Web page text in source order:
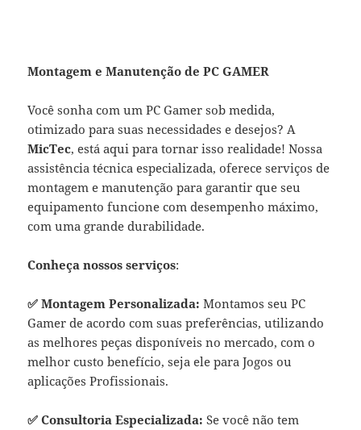
Montagem e Manutenção de PC GAMER
Você sonha com um PC Gamer sob medida,
otimizado para suas necessidades e desejos? A
MicTec, está aqui para tornar isso realidade! Nossa
assistência técnica especializada, oferece serviços de
montagem e manutenção para garantir que seu
equipamento funcione com desempenho máximo,
com uma grande durabilidade.
Conheça nossos serviços:
✅ Montagem Personalizada: Montamos seu PC
Gamer de acordo com suas preferências, utilizando
as melhores peças disponíveis no mercado, com o
melhor custo benefício, seja ele para Jogos ou
aplicações Profissionais.
✅ Consultoria Especializada: Se você não tem